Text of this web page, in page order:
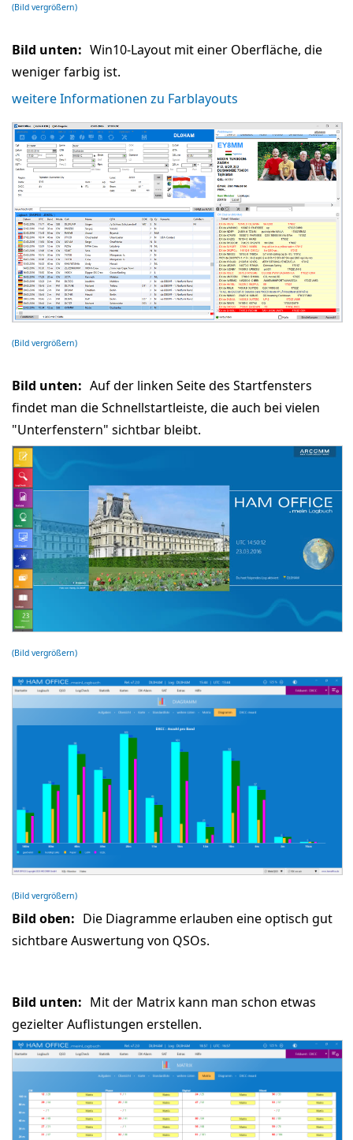
(Bild vergrößern)
Bild unten: Win10-Layout mit einer Oberfläche, die
weniger farbig ist.
weitere Informationen zu Farblayouts
(Bild vergrößern)
Bild unten: Auf der linken Seite des Startfensters
findet man die Schnellstartleiste, die auch bei vielen
"Unterfenstern" sichtbar bleibt.
(Bild vergrößern)
(Bild vergrößern)
Bild oben: Die Diagramme erlauben eine optisch gut
sichtbare Auswertung von QSOs.
Bild unten: Mit der Matrix kann man schon etwas
gezielter Auflistungen erstellen.